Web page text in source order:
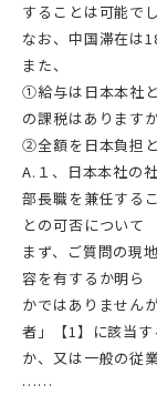
することは可能で
なお、中国滞在は
また、
①給与は日本本社
の課税はあります
②全額を日本負担
A.１、日本本社の
部長職を兼任するこ
との可否について
まず、ご質問の現
容を有するか明ら
かではありません
者」【1】に該当す
か、又は一般の従
……